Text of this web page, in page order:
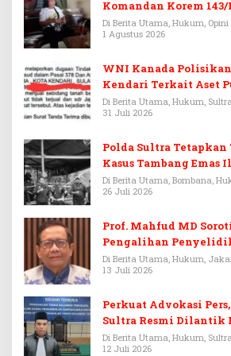
Komandan Korem
Warisan Menjadi
Di Berita Utama, Hukum, Opini
1 Agustus 2026
WNI Kanada
Kendari Terkait Aset
Di Berita Utama, Hukum,
31 Juli 2026
Polda Sultra Tetapkan
Kasus Tambang Emas
Di Berita Utama, Bombana,
26 Juli 2026
Prof. Mahfud MD
Pengalihan
Febrie Adriansyah
Di Berita Utama, Hukum,
13 Juli 2026
Perkuat Advokasi
Sultra Resmi Dilantik
PERADI
Di Berita Utama, Hukum,
12 Juli 2026